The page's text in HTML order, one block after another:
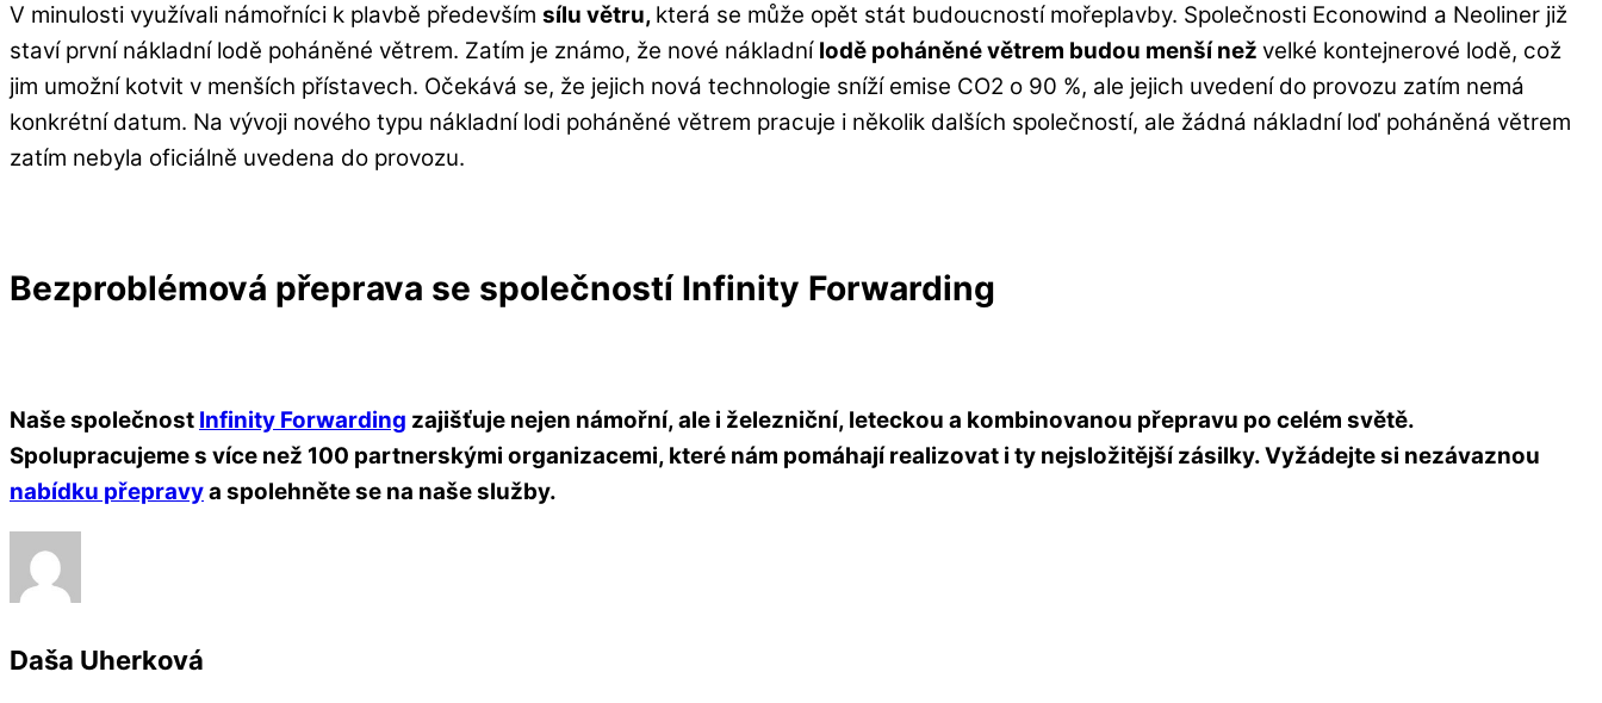
V minulosti využívali námořníci k plavbě především sílu větru, která se může opět stát budoucností mořeplavby. Společnosti Econowind a Neoliner již
staví první nákladní lodě poháněné větrem. Zatím je známo, že nové nákladní lodě poháněné větrem budou menší než velké kontejnerové lodě, což
jim umožní kotvit v menších přístavech. Očekává se, že jejich nová technologie sníží emise CO2 o 90 %, ale jejich uvedení do provozu zatím nemá
konkrétní datum. Na vývoji nového typu nákladní lodi poháněné větrem pracuje i několik dalších společností, ale žádná nákladní loď poháněná větrem
zatím nebyla oficiálně uvedena do provozu.
Bezproblémová přeprava se společností Infinity Forwarding
Naše společnost Infinity Forwarding zajišťuje nejen námořní, ale i železniční, leteckou a kombinovanou přepravu po celém světě.
Spolupracujeme s více než 100 partnerskými organizacemi, které nám pomáhají realizovat i ty nejsložitější zásilky. Vyžádejte si nezávaznou
nabídku přepravya spolehněte se na naše služby.
Daša Uherková